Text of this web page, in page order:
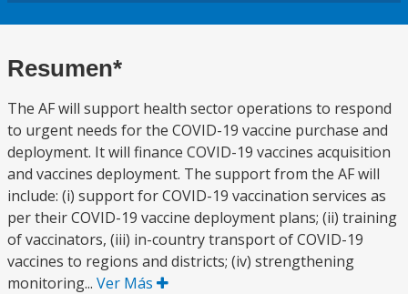
Resumen*
The AF will support health sector operations to respond
to urgent needs for the COVID-19 vaccine purchase and
deployment. It will finance COVID-19 vaccines acquisition
and vaccines deployment. The support from the AF will
include: (i) support for COVID-19 vaccination services as
per their COVID-19 vaccine deployment plans; (ii) training
of vaccinators, (iii) in-country transport of COVID-19
vaccines to regions and districts; (iv) strengthening
monitoring... Ver Más